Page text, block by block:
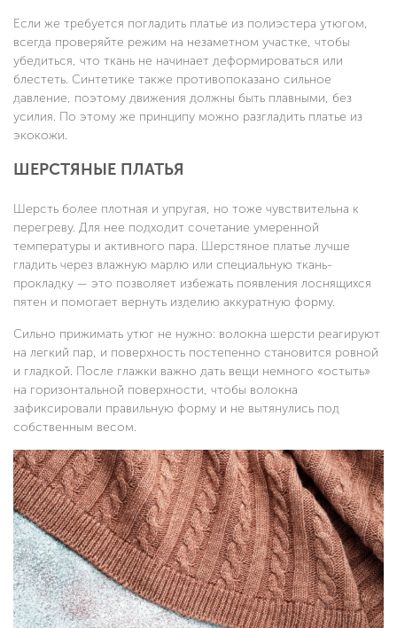
Если же требуется погладить платье из полиэстера утюгом,
всегда проверяйте режим на незаметном участке, чтобы
убедиться, что ткань не начинает деформироваться или
блестеть. Синтетике также противопоказано сильное
давление, поэтому движения должны быть плавными, без
усилия. По этому же принципу можно разгладить платье из
экокожи.
ШЕРСТЯНЫЕ ПЛАТЬЯ
Шерсть более плотная и упругая, но тоже чувствительна к
перегреву. Для нее подходит сочетание умеренной
температуры и активного пара. Шерстяное платье лучше
гладить через влажную марлю или специальную ткань-
прокладку — это позволяет избежать появления лоснящихся
пятен и помогает вернуть изделию аккуратную форму.
Сильно прижимать утюг не нужно: волокна шерсти реагируют
на легкий пар, и поверхность постепенно становится ровной
и гладкой. После глажки важно дать вещи немного «остыть»
на горизонтальной поверхности, чтобы волокна
зафиксировали правильную форму и не вытянулись под
собственным весом.